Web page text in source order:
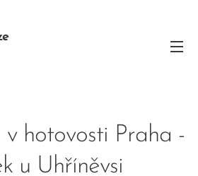
v hotovosti Praha -
u Uhříněvsi